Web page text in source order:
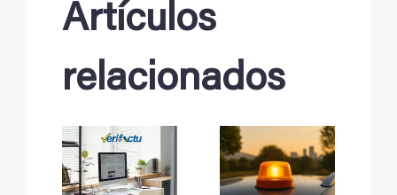
Artículos
relacionados